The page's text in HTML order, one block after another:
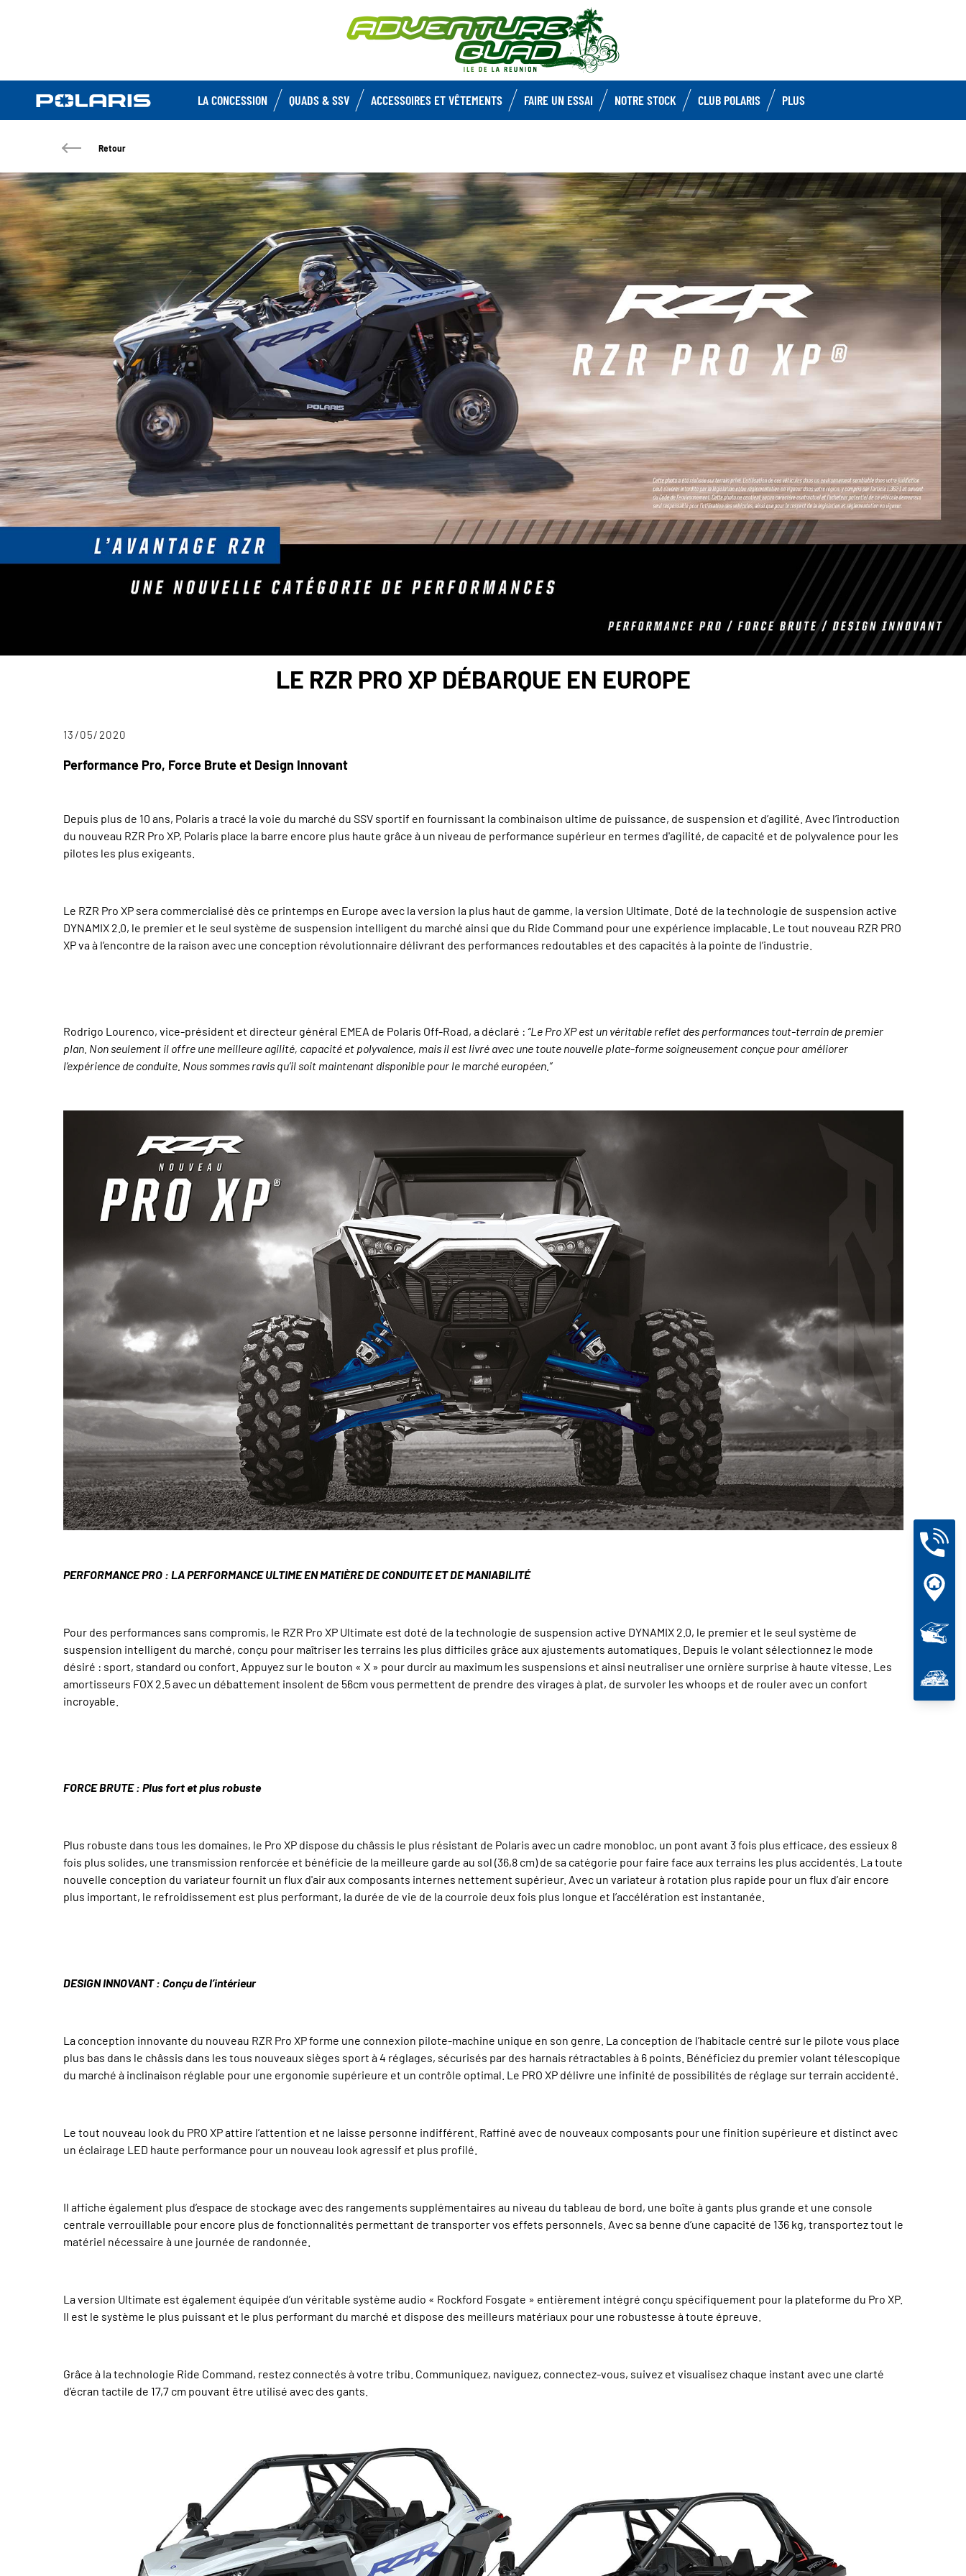
LA CONCESSION QUADS & SSV ACCESSOIRES ET VÊTEMENTS FAIRE UN ESSAI NOTRE STOCK CLUB POLARIS PLUS
Retour
LE RZR PRO XP DÉBARQUE EN EUROPE
13/05/2020
Performance Pro, Force Brute et Design Innovant
Depuis plus de 10 ans, Polaris a tracé la voie du marché du SSV sportif en fournissant la combinaison ultime de puissance, de suspension et d’agilité. Avec l’introduction
du nouveau RZR Pro XP, Polaris place la barre encore plus haute grâce à un niveau de performance supérieur en termes d'agilité, de capacité et de polyvalence pour les
pilotes les plus exigeants.
Le RZR Pro XP sera commercialisé dès ce printemps en Europe avec la version la plus haut de gamme, la version Ultimate. Doté de la technologie de suspension active
DYNAMIX 2.0, le premier et le seul système de suspension intelligent du marché ainsi que du Ride Command pour une expérience implacable. Le tout nouveau RZR PRO
XP va à l’encontre de la raison avec une conception révolutionnaire délivrant des performances redoutables et des capacités à la pointe de l’industrie.
Rodrigo Lourenco, vice-président et directeur général EMEA de Polaris Off-Road, a déclaré : “Le Pro XP est un véritable reflet des performances tout-terrain de premier
plan. Non seulement il offre une meilleure agilité, capacité et polyvalence, mais il est livré avec une toute nouvelle plate-forme soigneusement conçue pour améliorer
l’expérience de conduite. Nous sommes ravis qu’il soit maintenant disponible pour le marché européen.”
PERFORMANCE PRO : LA PERFORMANCE ULTIME EN MATIÈRE DE CONDUITE ET DE MANIABILITÉ
Pour des performances sans compromis, le RZR Pro XP Ultimate est doté de la technologie de suspension active DYNAMIX 2.0, le premier et le seul système de
suspension intelligent du marché, conçu pour maîtriser les terrains les plus difficiles grâce aux ajustements automatiques. Depuis le volant sélectionnez le mode
désiré : sport, standard ou confort. Appuyez sur le bouton « X » pour durcir au maximum les suspensions et ainsi neutraliser une ornière surprise à haute vitesse. Les
amortisseurs FOX 2.5 avec un débattement insolent de 56cm vous permettent de prendre des virages à plat, de survoler les whoops et de rouler avec un confort
incroyable.
FORCE BRUTE : Plus fort et plus robuste
Plus robuste dans tous les domaines, le Pro XP dispose du châssis le plus résistant de Polaris avec un cadre monobloc, un pont avant 3 fois plus efficace, des essieux 8
fois plus solides, une transmission renforcée et bénéficie de la meilleure garde au sol (36,8 cm) de sa catégorie pour faire face aux terrains les plus accidentés. La toute
nouvelle conception du variateur fournit un flux d'air aux composants internes nettement supérieur. Avec un variateur à rotation plus rapide pour un flux d’air encore
plus important, le refroidissement est plus performant, la durée de vie de la courroie deux fois plus longue et l’accélération est instantanée.
DESIGN INNOVANT : Conçu de l’intérieur
La conception innovante du nouveau RZR Pro XP forme une connexion pilote-machine unique en son genre. La conception de l’habitacle centré sur le pilote vous place
plus bas dans le châssis dans les tous nouveaux sièges sport à 4 réglages, sécurisés par des harnais rétractables à 6 points. Bénéficiez du premier volant télescopique
du marché à inclinaison réglable pour une ergonomie supérieure et un contrôle optimal. Le PRO XP délivre une infinité de possibilités de réglage sur terrain accidenté.
Le tout nouveau look du PRO XP attire l’attention et ne laisse personne indifférent. Raffiné avec de nouveaux composants pour une finition supérieure et distinct avec
un éclairage LED haute performance pour un nouveau look agressif et plus profilé.
Il affiche également plus d’espace de stockage avec des rangements supplémentaires au niveau du tableau de bord, une boîte à gants plus grande et une console
centrale verrouillable pour encore plus de fonctionnalités permettant de transporter vos effets personnels. Avec sa benne d’une capacité de 136 kg, transportez tout le
matériel nécessaire à une journée de randonnée.
La version Ultimate est également équipée d’un véritable système audio « Rockford Fosgate » entièrement intégré conçu spécifiquement pour la plateforme du Pro XP.
Il est le système le plus puissant et le plus performant du marché et dispose des meilleurs matériaux pour une robustesse à toute épreuve.
Grâce à la technologie Ride Command, restez connectés à votre tribu. Communiquez, naviguez, connectez-vous, suivez et visualisez chaque instant avec une clarté
d’écran tactile de 17,7 cm pouvant être utilisé avec des gants.